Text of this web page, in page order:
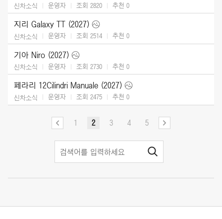
신차소식 운영자 조회 2820 추천 0
지리 Galaxy TT (2027)
신차소식 운영자 조회 2514 추천 0
기아 Niro (2027)
신차소식 운영자 조회 2730 추천 0
페라리 12Cilindri Manuale (2027)
신차소식 운영자 조회 2475 추천 0
1 2 3 4 5